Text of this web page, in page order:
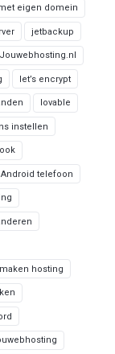
eigen domein
jetbackup
Jouwebhosting.nl
let’s encrypt
lovable
instellen
telefoon
hosting